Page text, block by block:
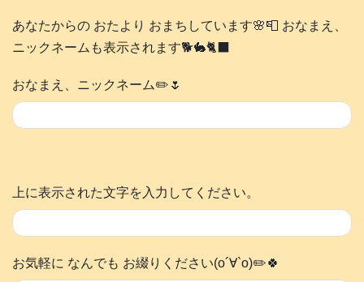
あなたからの おたより おまちしています🌸📮 おなまえ、
ニックネームも表示されます🐕️🐇🐈‍⬛
おなまえ、ニックネーム✏️🌷
上に表示された文字を入力してください。
お気軽に なんでも お綴りください(о´∀`о)✏️🍀